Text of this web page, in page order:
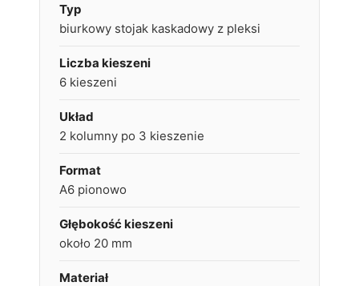
Typ
biurkowy stojak kaskadowy z pleksi
Liczba kieszeni
6 kieszeni
Układ
2 kolumny po 3 kieszenie
Format
A6 pionowo
Głębokość kieszeni
około 20 mm
Materiał